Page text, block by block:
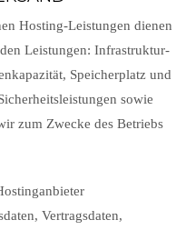
Hosting-Leistungen dienen
Leistungen: Infrastruktur-
Speicherplatz und
sowie
zum Zwecke des Betriebs
Vertragsdaten,